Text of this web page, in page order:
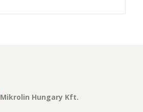
Mikrolin Hungary Kft.